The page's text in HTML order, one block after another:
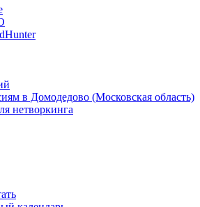
в Домодедово (Московская область)
нетворкинга